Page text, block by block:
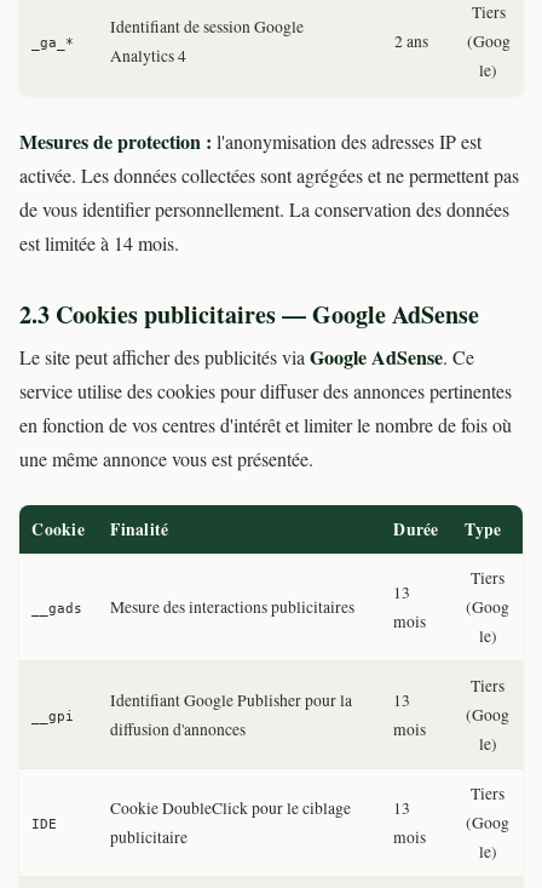
_ga_*
Identifiant de session Google
Analytics 4
2 ans
Tiers
(Goog
le)
Mesures de protection : l'anonymisation des adresses IP est
activée. Les données collectées sont agrégées et ne permettent pas
de vous identifier personnellement. La conservation des données
est limitée à 14 mois.
2.3 Cookies publicitaires — Google AdSense
Le site peut afficher des publicités via Google AdSense. Ce
service utilise des cookies pour diffuser des annonces pertinentes
en fonction de vos centres d'intérêt et limiter le nombre de fois où
une même annonce vous est présentée.
Cookie Finalité Durée Type
__gads Mesure des interactions publicitaires
13
mois
Tiers
(Goog
le)
__gpi
Identifiant Google Publisher pour la
diffusion d'annonces
13
mois
Tiers
(Goog
le)
IDE
Cookie DoubleClick pour le ciblage
publicitaire
13
mois
Tiers
(Goog
le)